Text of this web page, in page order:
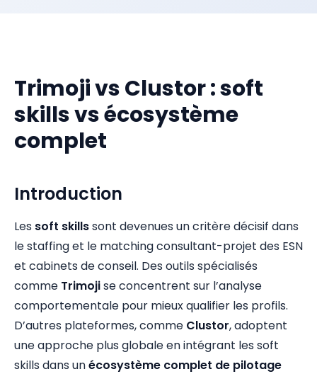
Trimoji vs Clustor : soft
skills vs écosystème
complet
Introduction
Les soft skillssont devenues un critère décisif dans
le staffing et le matching consultant-projet des ESN
et cabinets de conseil. Des outils spécialisés
comme Trimojise concentrent sur l’analyse
comportementale pour mieux qualifier les profils.
D’autres plateformes, comme Clustor, adoptent
une approche plus globale en intégrant les soft
skills dans unécosystème complet de pilotage